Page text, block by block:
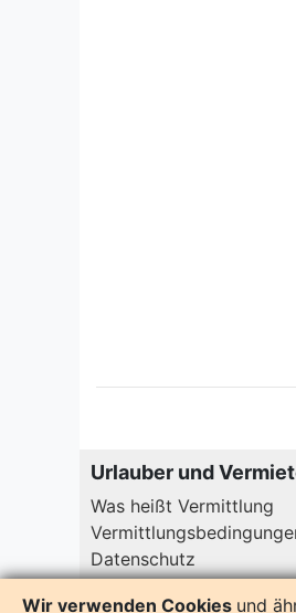
Urlauber und
Was heißt Vermittlung
Datenschutz
Wir verwenden Cookies und